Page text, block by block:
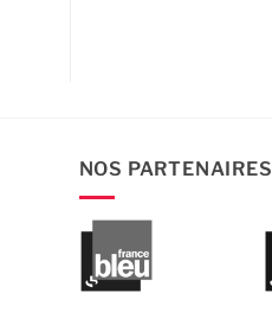
NOS PARTENAIRES